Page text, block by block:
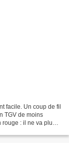
facile. Un coup de fil
TGV de moins
: il ne va plus